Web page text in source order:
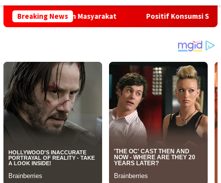
Breaking News
Kebutuhan Masyarakat Positif Konsumsi Sabu, Oknum